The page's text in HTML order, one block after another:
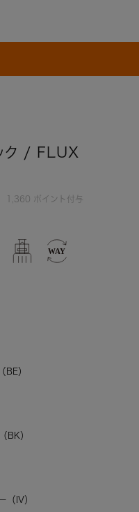
ク / FLUX
1,360 ポイント付与
BE）
BK）
（IV）